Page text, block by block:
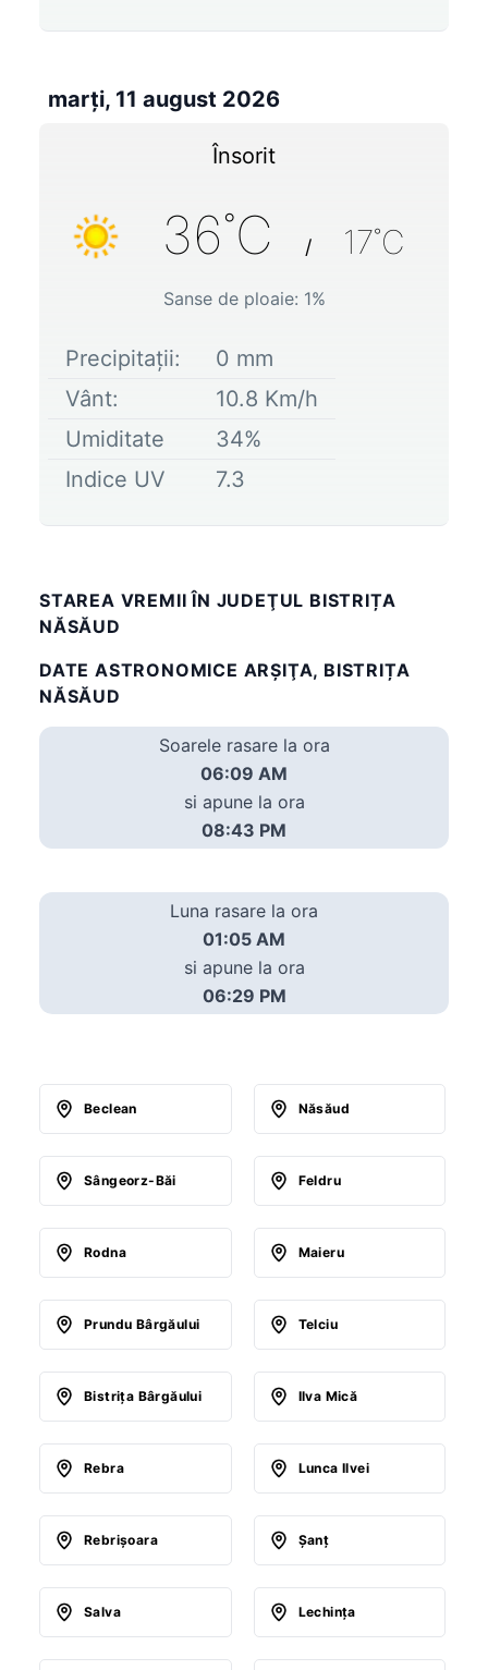
marți, 11 august 2026
Însorit
36˚C / 17˚C
Sanse de ploaie: 1%
Precipitații: 0 mm
Vânt:
10.8 Km/h
Umiditate
34%
Indice UV
7.3
STAREA VREMII ÎN JUDEŢUL BISTRIȚA
NĂSĂUD
DATE ASTRONOMICE ARŞIŢA, BISTRIȚA
NĂSĂUD
Soarele rasare la ora
06:09 AM
si apune la ora
08:43 PM
Luna rasare la ora
01:05 AM
si apune la ora
06:29 PM
Beclean Năsăud
Sângeorz-Băi Feldru
Rodna Maieru
Prundu Bârgăului Telciu
Bistriţa Bârgăului Ilva Mică
Rebra Lunca Ilvei
Rebrişoara Şanţ
Salva Lechinţa